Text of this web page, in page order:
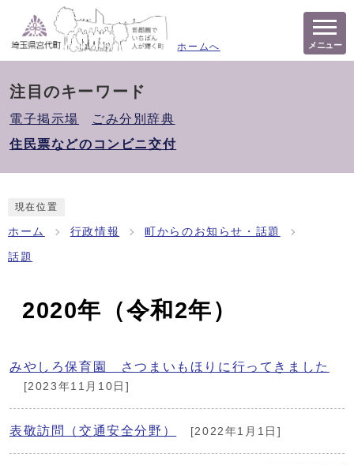
ホームへ メニュー
注目のキーワード
電子掲示場
ごみ分別辞典
住民票などのコンビニ交付
現在位置
ホーム 行政情報 町からのお知らせ・話題
話題
2020年（令和2年）
みやしろ保育園 さつまいもほりに行ってきました
[2023年11月10日]
表敬訪問（交通安全分野） [2022年1月1日]